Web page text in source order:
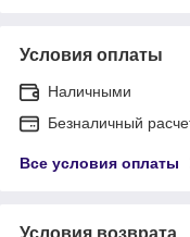
Условия оплаты
Наличными
Безналичный
Все условия оплаты
Условия возврата